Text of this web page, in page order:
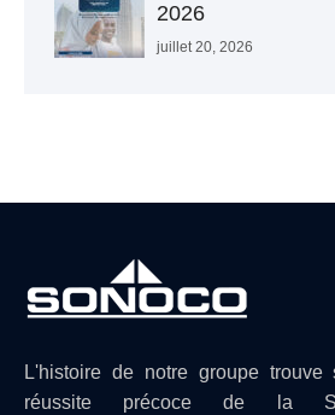
2026
juillet 20, 2026
L'histoire de notre groupe
réussite précoce de la